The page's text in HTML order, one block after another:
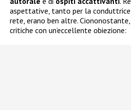
aspettative, tanto per la
rete, erano ben altre.
critiche con un’eccellente obiezione: